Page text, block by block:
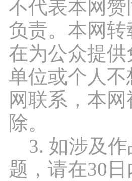
不代表本网
负责。本网
在为公众提
单位或个人
网联系，本
除。
3. 如涉及作
题，请在30